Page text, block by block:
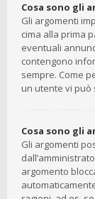
Cosa sono gli
Gli argomenti
cima alla prima
eventuali
contengono
sempre. Come
un utente vi può
Cosa sono gli
Gli argomenti
argomento